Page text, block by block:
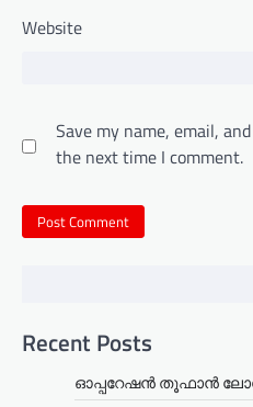
Website
Save my name, email,
the next time I comment.
Recent Posts
ഓപ്പറേഷൻ തൂഫാൻ